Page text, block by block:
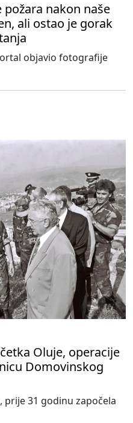
požara nakon naše
ali ostao je gorak
objavio fotografije
Oluje, operacije
Domovinskog
prije 31 godinu započela